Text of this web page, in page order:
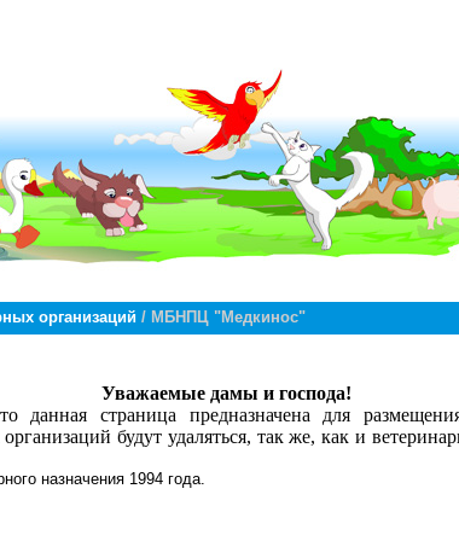
организаций / МБНПЦ "Медкинос"
Уважаемые дамы и господа!
страница предназначена для
будут удаляться, так же, как и
назначения 1994 года.